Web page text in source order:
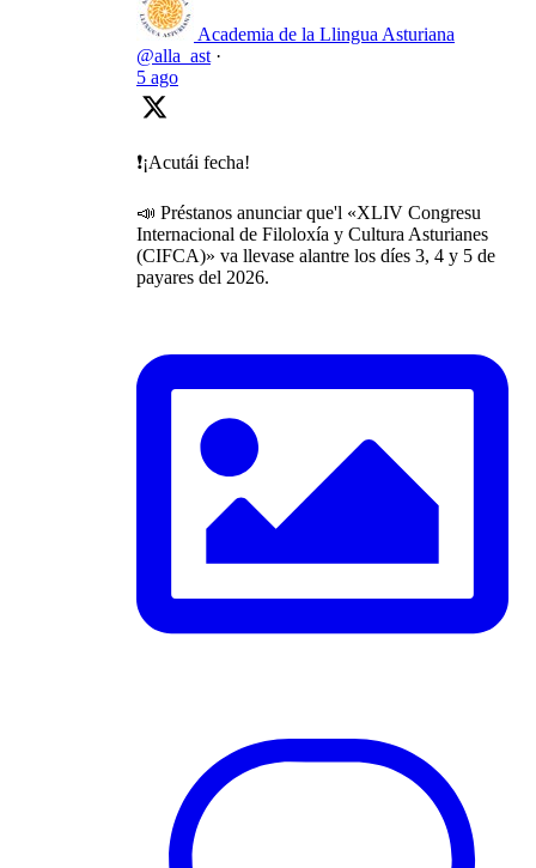
Academia de la Llingua Asturiana
@alla_ast ·
5 ago
❗️¡Acutái fecha!
📣 Préstanos anunciar que'l «XLIV Congresu
Internacional de Filoloxía y Cultura Asturianes
(CIFCA)» va llevase alantre los díes 3, 4 y 5 de
payares del 2026.